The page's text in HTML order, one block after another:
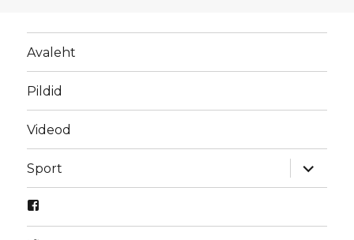
Avaleht
Pildid
Videod
Sport
laienda